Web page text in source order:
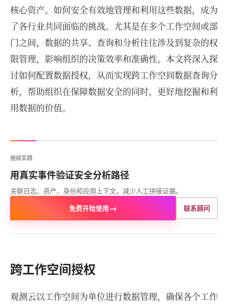
核心资产。如何安全有效地管理和利用这些数据，成为
了各行业共同面临的挑战。尤其是在多个工作空间或部
门之间，数据的共享、查询和分析往往涉及到复杂的权
限管理，影响组织的决策效率和准确性。本文将深入探
讨如何配置数据授权，从而实现跨工作空间数据查询分
析，帮助组织在保障数据安全的同时，更好地挖掘和利
用数据的价值。
继续实践
用真实事件验证安全分析路径
关联日志、资产、身份和应用上下文，减少人工拼接证据。
免费开始使用→ 联系顾问
跨工作空间授权
观测云以工作空间为单位进行数据管理，确保各个工作